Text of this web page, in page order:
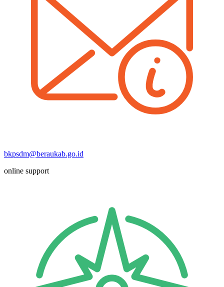
bkpsdm@beraukab.go.id
online support